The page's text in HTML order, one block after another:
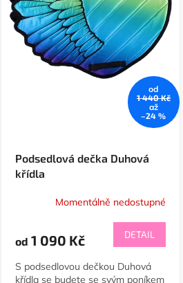
od
1 440 Kč
až
–24 %
Podsedlová dečka Duhová
křídla
Momentálně nedostupné
od 1 090 Kč DETAIL
S podsedlovou dečkou Duhová
křídla se budete se svým poníkem